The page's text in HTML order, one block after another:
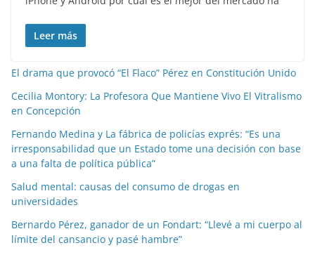
Leer más
El drama que provocó “El Flaco” Pérez en Constitución Unido
Cecilia Montory: La Profesora Que Mantiene Vivo El Vitralismo
en Concepción
Fernando Medina y La fábrica de policías exprés: “Es una
irresponsabilidad que un Estado tome una decisión con base
a una falta de política pública”
Salud mental: causas del consumo de drogas en
universidades
Bernardo Pérez, ganador de un Fondart: “Llevé a mi cuerpo al
límite del cansancio y pasé hambre”